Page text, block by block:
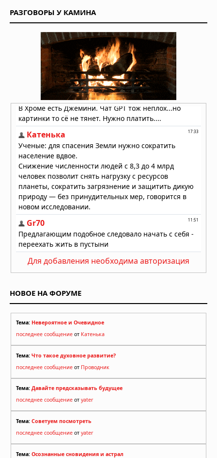
Секрет мотивации раскрыт: в мозге
есть особые клетки
06.08.2026 в 08:11
Неандертальцы исчезли из-за
слабых социальных связей,
выяснили учёные
06.08.2026 в 08:08
РАЗГОВОРЫ У КАМИНА
Для добавления необходима авторизация
НОВОЕ НА ФОРУМЕ
Тема: Невероятное и Очевидное
последнее сообщение от Катенька
Тема: Что такое духовное развитие?
последнее сообщение от Проводник
Тема: Давайте предсказывать будущее
последнее сообщение от yater
Тема: Советуем посмотреть
последнее сообщение от yater
Тема: Осознанные сновидения и астрал